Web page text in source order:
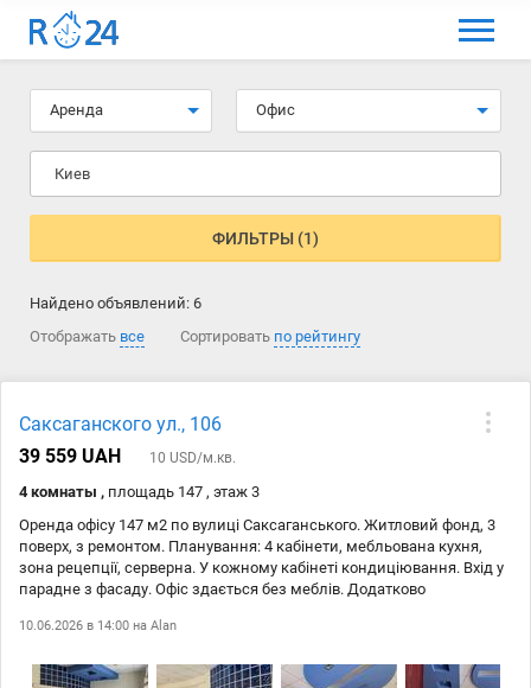
МЕНЮ
Выбрать язык
Избранные объявления
Комментарии к объявления
Как добавить объявление
Аренда Офис
Киев
ФИЛЬТРЫ (1)
Найдено объявлений: 6
Отображать все Сортировать по рейтингу
Саксаганского ул., 106
39 559 UAH
10 USD/м.кв.
4 комнаты , площадь 147 , этаж 3
Оренда офісу 147 м2 по вулиці Саксаганського. Житловий фонд, 3
поверх, з ремонтом. Планування: 4 кабінети, мебльована кухня,
зона рецепції, серверна. У кожному кабінеті кондиціювання. Вхід у
парадне з фасаду. Офіс здається без меблів. Додатково
10.06.2026 в 14:00 на Alan